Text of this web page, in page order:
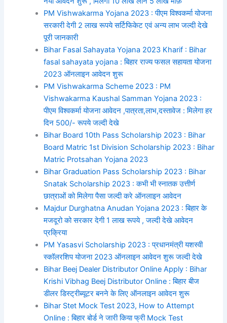
PM Vishwakarma Yojana 2023 : पीएम विश्वकर्मा योजना
सरकारी देगी 2 लाख रूपये सर्टिफिकेट एवं अन्य लाभ जल्दी देखे
पूरी जानकारी
Bihar Fasal Sahayata Yojana 2023 Kharif : Bihar
fasal sahayata yojana : बिहार राज्य फसल सहायता योजना
2023 ऑनलाइन आवेदन शुरू
PM Vishwakarma Scheme 2023 : PM
Vishwakarma Kaushal Samman Yojana 2023 :
पीएम विश्वकर्मा योजना आवेदन ,पात्रता,लाभ,दस्तावेज : मिलेगा हर
दिन 500/- रूपये जल्दी देखे
Bihar Board 10th Pass Scholarship 2023 : Bihar
Board Matric 1st Division Scholarship 2023 : Bihar
Matric Protsahan Yojana 2023
Bihar Graduation Pass Scholarship 2023 : Bihar
Snatak Scholarship 2023 : कभी भी स्नातक उत्तीर्ण
छात्राओं को मिलेगा पैसा जल्दी करे ऑनलाइन आवेदन
Majdur Durghatna Anudan Yojana 2023 : बिहार के
मजदूरो को सरकार देगी 1 लाख रूपये , जल्दी देखे आवेदन
प्रक्रिया
PM Yasasvi Scholarship 2023 : प्रधानमंत्री यशस्वी
स्कॉलरशिप योजना 2023 ऑनलाइन आवेदन शुरू जल्दी देखे
Bihar Beej Dealer Distributor Online Apply : Bihar
Krishi Vibhag Beej Distributor Online : बिहार बीज
डीलर डिस्ट्रीब्यूटर बनने के लिए ऑनलाइन आवेदन शुरू
Bihar Stet Mock Test 2023, How to Attempt
Online : बिहार बोर्ड ने जारी किया फ्री Mock Test